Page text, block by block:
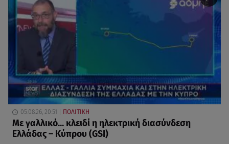
05.08.26, 20:51 ΠΟΛΙΤΙΚΗ
Με γαλλικό... κλειδί η ηλεκτρική διασύνδεση
Ελλάδας – Κύπρου (GSI)